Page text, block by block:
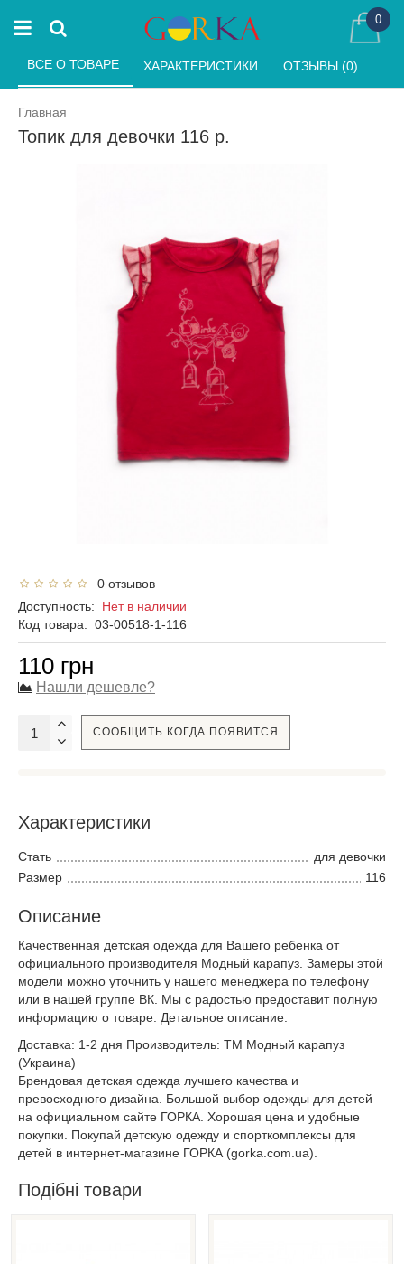
0
Главная
Топик для девочки 116 р.
ВСЕ О ТОВАРЕ ХАРАКТЕРИСТИКИ ОТЗЫВЫ (0)
0 отзывов
Доступность: Нет в наличии
Код товара: 03-00518-1-116
110 грн
Нашли дешевле?
СООБЩИТЬ КОГДА ПОЯВИТСЯ
Характеристики
Стать
для девочки
Размер
116
Описание
Качественная детская одежда для Вашего ребенка от
официального производителя Модный карапуз. Замеры этой
модели можно уточнить у нашего менеджера по телефону
или в нашей группе ВК. Мы с радостью предоставит полную
информацию о товаре. Детальное описание:
Доставка: 1-2 дня Производитель: ТМ Модный карапуз
(Украина)
Брендовая детская одежда лучшего качества и
превосходного дизайна. Большой выбор одежды для детей
на официальном сайте ГОРКА. Хорошая цена и удобные
покупки. Покупай детскую одежду и спорткомплексы для
детей в интернет-магазине ГОРКА (gorka.com.ua).
Подібні товари